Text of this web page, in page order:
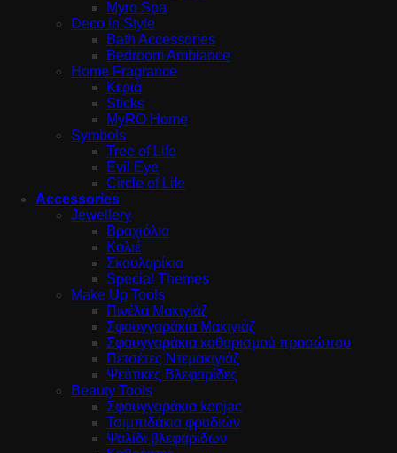
Myro Spa
Deco in Style
Bath Accessories
Bedroom Ambiance
Home Fragrance
Κεριά
Sticks
MyRO Home
Symbols
Tree of Life
Evil Eye
Circle of Life
Accessories
Jewellery
Βραχιόλια
Κολιέ
Σκουλαρίκια
Special Themes
Make Up Tools
Πινέλα Μακιγιάζ
Σφουγγαράκια Μακιγιάζ
Σφουγγαράκια καθαρισμού προσώπου
Πετσέτες Ντεμακιγιάζ
Ψεύτικες Βλεφαρίδες
Beauty Tools
Σφουγγαράκια konjac
Τσιμπιδάκια φρυδιών
Ψαλίδι βλεφαρίδων